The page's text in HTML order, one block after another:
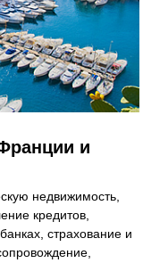
и
недвижимость,
кредитов,
страхование и